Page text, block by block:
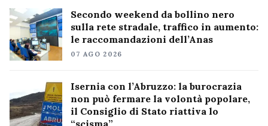
Secondo weekend da bollino nero
sulla rete stradale, traffico in aumento:
le raccomandazioni dell’Anas
07 AGO 2026
Isernia con l’Abruzzo: la burocrazia
non può fermare la volontà popolare,
il Consiglio di Stato riattiva lo